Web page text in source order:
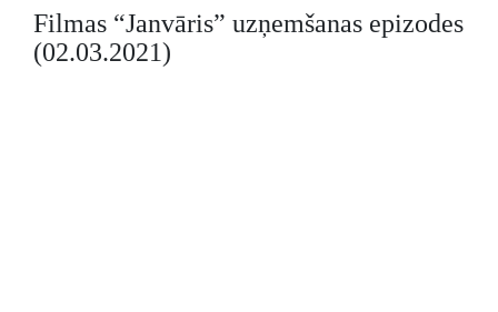
Filmas “Janvāris” uzņemšanas epizodes
(02.03.2021)